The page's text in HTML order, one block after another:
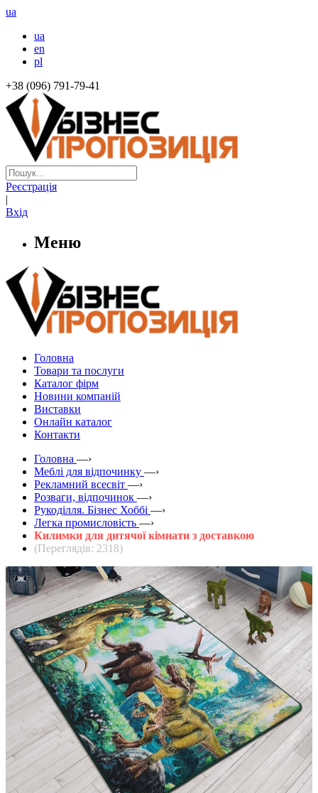
ua
ua
en
pl
+38 (096) 791-79-41
Реєстрація
|
Вхід
Меню
Головна
Товари та послуги
Каталог фірм
Новини компаній
Виставки
Онлайн каталог
Контакти
Головна —›
Меблі для відпочинку —›
Рекламний всесвіт —›
Розваги, відпочинок —›
Рукоділля. Бізнес Хоббі —›
Легка промисловість —›
Килимки для дитячої кімнати з доставкою
(Переглядів: 2318)